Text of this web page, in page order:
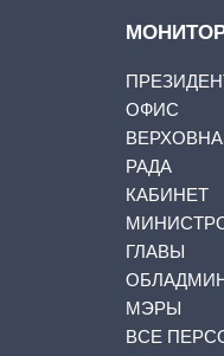
ОФИС
РАДА
КАБИНЕТ
ГЛАВЫ
МЭРЫ
ВСЕ